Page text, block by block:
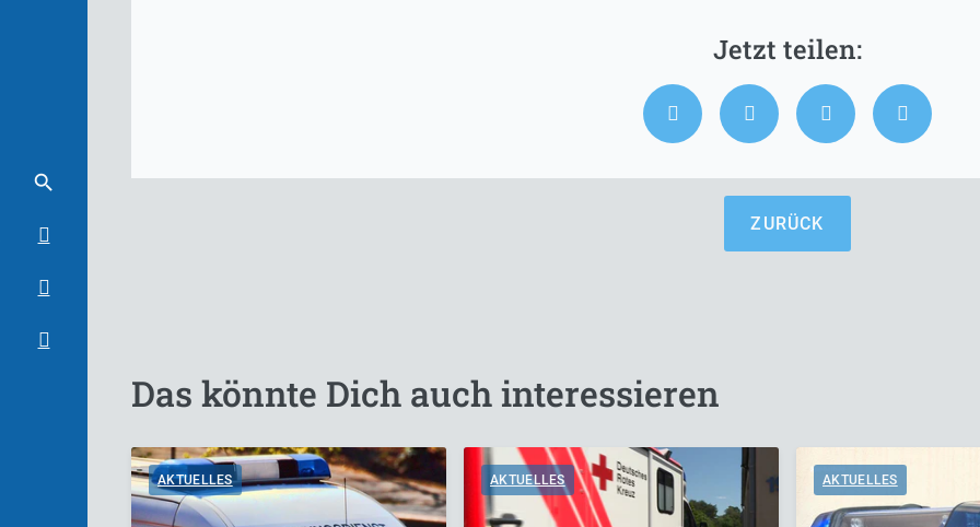
ZURÜCK
Das könnte Dich auch interessieren
AKTUELLES AKTUELLES AKTUELLES